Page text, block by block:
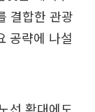
결합한 관광
공략에 나설